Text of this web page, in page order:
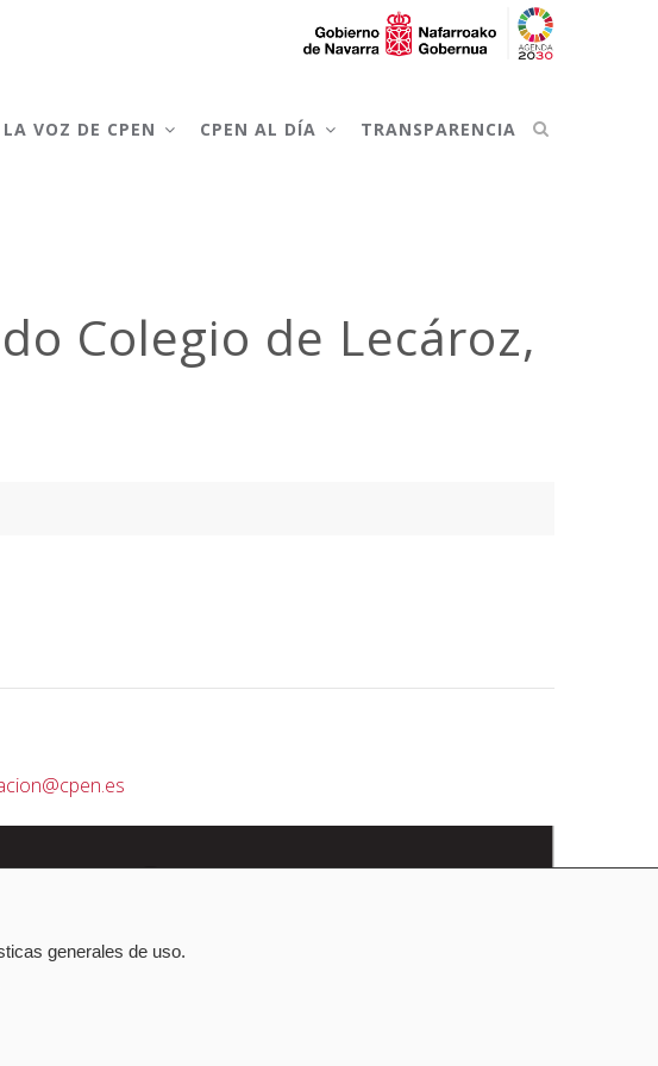
LA VOZ DE CPEN CPEN AL DÍA TRANSPARENCIA
Colegio de Lecároz,
generales de uso.